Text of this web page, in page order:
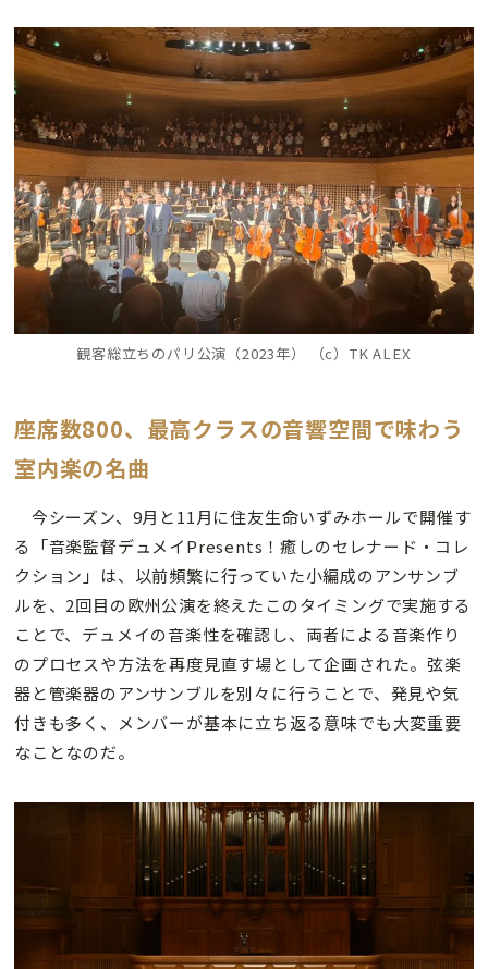
観客総立ちのパリ公演（2023年） （c）TK ALEX
座席数800、最高クラスの音響空間で味わう
室内楽の名曲
今シーズン、9月と11月に住友生命いずみホールで開催す
る「音楽監督デュメイPresents！癒しのセレナード・コレ
クション」は、以前頻繁に行っていた小編成のアンサンブ
ルを、2回目の欧州公演を終えたこのタイミングで実施する
ことで、デュメイの音楽性を確認し、両者による音楽作り
のプロセスや方法を再度見直す場として企画された。弦楽
器と管楽器のアンサンブルを別々に行うことで、発見や気
付きも多く、メンバーが基本に立ち返る意味でも大変重要
なことなのだ。